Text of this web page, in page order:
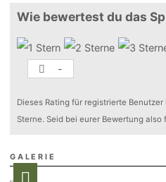
Wie bewertest du das
-
Dieses Rating für registrierte
Sterne. Seid bei eurer Bewertung also
GALERIE